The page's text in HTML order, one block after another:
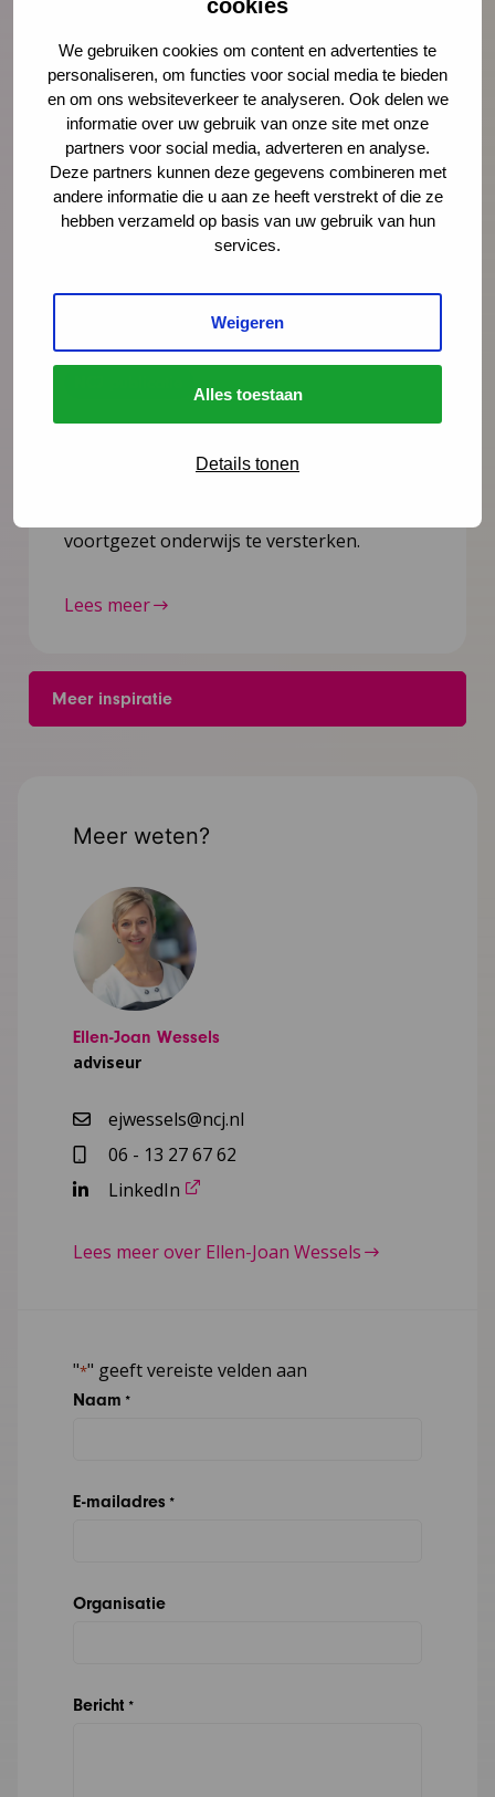
cookies
We gebruiken cookies om content en advertenties te
personaliseren, om functies voor social media te bieden
en om ons websiteverkeer te analyseren. Ook delen we
informatie over uw gebruik van onze site met onze
partners voor social media, adverteren en analyse.
Deze partners kunnen deze gegevens combineren met
andere informatie die u aan ze heeft verstrekt of die ze
hebben verzameld op basis van uw gebruik van hun
services.
Weigeren
Alles toestaan
Details tonen
Lees meer Download publicatie
Je Brein de Baas?!
Actueel lesmateriaal om de mentale
voortgezet onderwijs te versterken.
Lees meer
Meer inspiratie
Meer weten?
Ellen-Joan Wessels
adviseur
ejwessels@ncj.nl
06 - 13 27 67 62
LinkedIn
Lees meer over Ellen-Joan Wessels
"*" geeft vereiste velden aan
Naam *
E-mailadres *
Organisatie
Bericht *